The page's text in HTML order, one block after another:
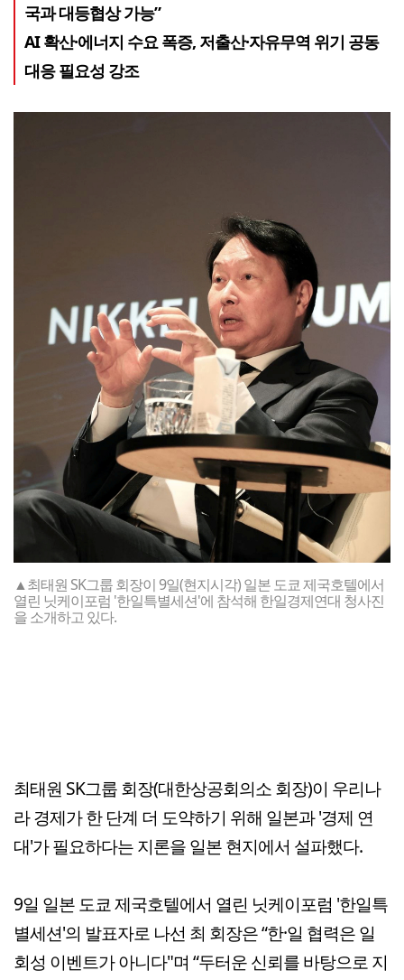
국과 대등협상 가능”
AI 확산·에너지 수요 폭증, 저출산·자유무역 위기 공동
대응 필요성 강조
▲최태원 SK그룹 회장이 9일(현지시각) 일본 도쿄 제국호텔에서
열린 닛케이포럼 '한일특별세션'에 참석해 한일경제연대 청사진
을 소개하고 있다.
최태원 SK그룹 회장(대한상공회의소 회장)이 우리나
라 경제가 한 단계 더 도약하기 위해 일본과 '경제 연
대'가 필요하다는 지론을 일본 현지에서 설파했다.
9일 일본 도쿄 제국호텔에서 열린 닛케이포럼 '한일특
별세션'의 발표자로 나선 최 회장은 “한·일 협력은 일
회성 이벤트가 아니다"며 “두터운 신뢰를 바탕으로 지